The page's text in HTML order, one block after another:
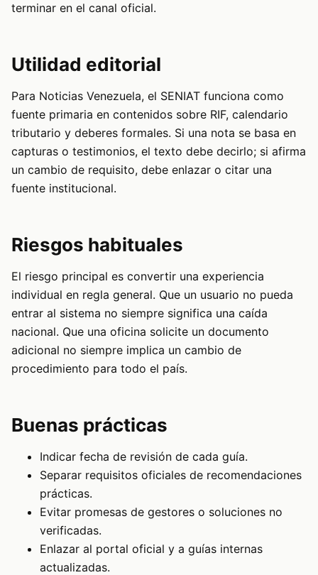
terminar en el canal oficial.
Utilidad editorial
Para Noticias Venezuela, el SENIAT funciona como
fuente primaria en contenidos sobre RIF, calendario
tributario y deberes formales. Si una nota se basa en
capturas o testimonios, el texto debe decirlo; si afirma
un cambio de requisito, debe enlazar o citar una
fuente institucional.
Riesgos habituales
El riesgo principal es convertir una experiencia
individual en regla general. Que un usuario no pueda
entrar al sistema no siempre significa una caída
nacional. Que una oficina solicite un documento
adicional no siempre implica un cambio de
procedimiento para todo el país.
Buenas prácticas
Indicar fecha de revisión de cada guía.
Separar requisitos oficiales de recomendaciones
prácticas.
Evitar promesas de gestores o soluciones no
verificadas.
Enlazar al portal oficial y a guías internas
actualizadas.